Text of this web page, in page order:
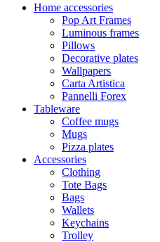
Home accessories
Pop Art Frames
Luminous frames
Pillows
Decorative plates
Wallpapers
Carta Artistica
Pannelli Forex
Tableware
Coffee mugs
Mugs
Pizza plates
Accessories
Clothing
Tote Bags
Bags
Wallets
Keychains
Trolley